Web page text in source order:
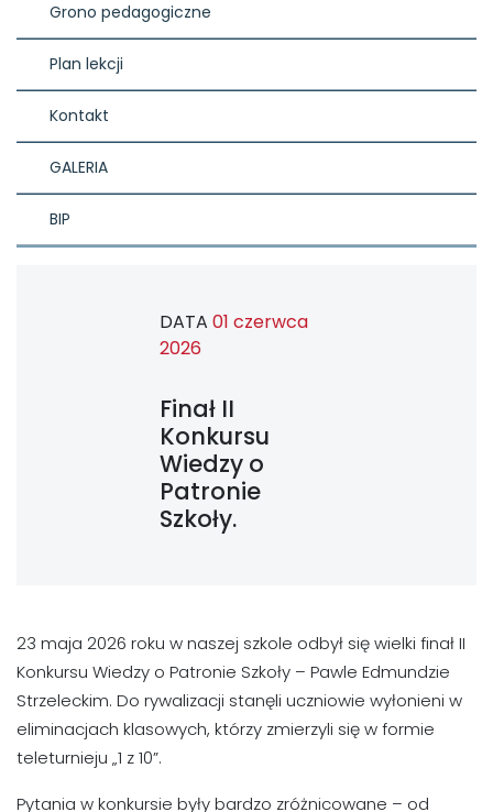
Grono pedagogiczne
Plan lekcji
Kontakt
GALERIA
BIP
DATA 01 czerwca
2026
Finał II
Konkursu
Wiedzy o
Patronie
Szkoły.
23 maja 2026 roku w naszej szkole odbył się wielki finał II
Konkursu Wiedzy o Patronie Szkoły – Pawle Edmundzie
Strzeleckim. Do rywalizacji stanęli uczniowie wyłonieni w
eliminacjach klasowych, którzy zmierzyli się w formie
teleturnieju „1 z 10”.
Pytania w konkursie były bardzo zróżnicowane – od